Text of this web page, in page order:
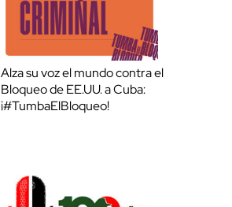
Alza su voz el mundo contra el
Bloqueo de EE.UU. a Cuba:
¡#TumbaElBloqueo!